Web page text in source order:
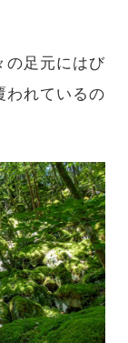
の足元にはび
われているの